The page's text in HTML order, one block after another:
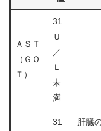
ＡＳＴ
（ＧＯ
Ｔ）
31
Ｕ
／
Ｌ
未
満
肝臓
31